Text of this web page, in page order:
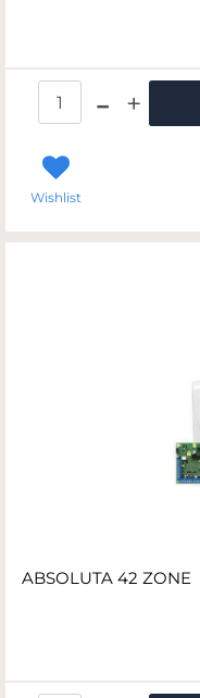
Wishlist
ABSOLUTA 42 ZONE